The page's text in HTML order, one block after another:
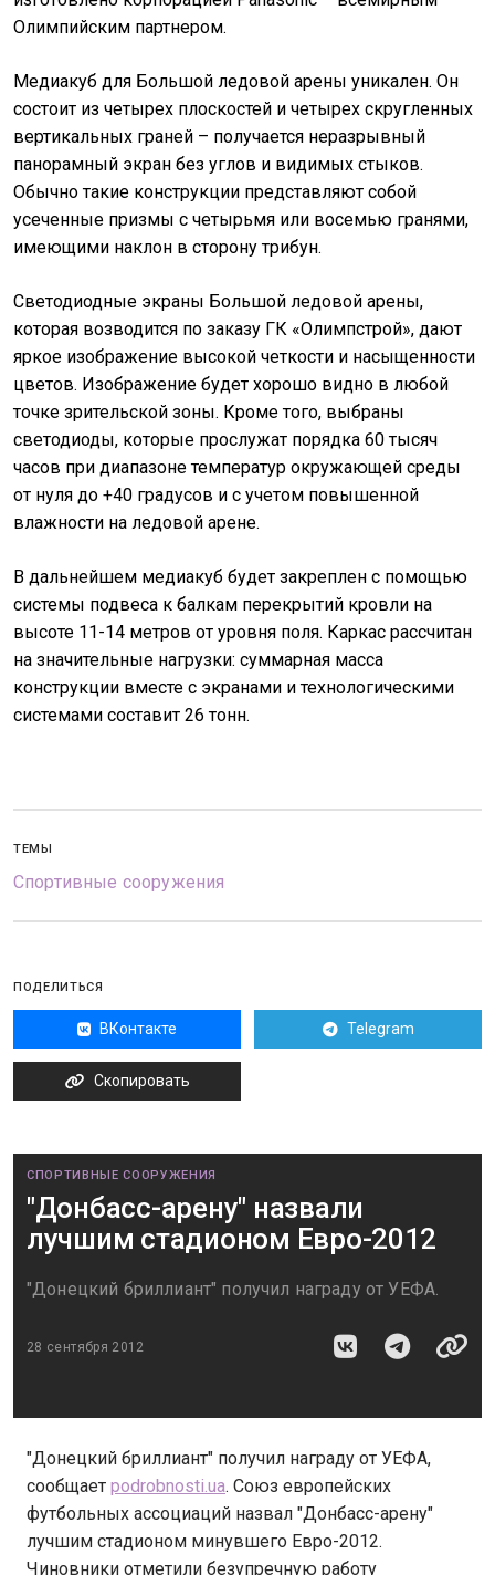
Олимпийским партнером.
Медиакуб для Большой ледовой арены уникален. Он
состоит из четырех плоскостей и четырех скругленных
вертикальных граней – получается неразрывный
панорамный экран без углов и видимых стыков.
Обычно такие конструкции представляют собой
усеченные призмы с четырьмя или восемью гранями,
имеющими наклон в сторону трибун.
Светодиодные экраны Большой ледовой арены,
которая возводится по заказу ГК «Олимпстрой», дают
яркое изображение высокой четкости и насыщенности
цветов. Изображение будет хорошо видно в любой
точке зрительской зоны. Кроме того, выбраны
светодиоды, которые прослужат порядка 60 тысяч
часов при диапазоне температур окружающей среды
от нуля до +40 градусов и с учетом повышенной
влажности на ледовой арене.
В дальнейшем медиакуб будет закреплен с помощью
системы подвеса к балкам перекрытий кровли на
высоте 11-14 метров от уровня поля. Каркас рассчитан
на значительные нагрузки: суммарная масса
конструкции вместе с экранами и технологическими
системами составит 26 тонн.
ТЕМЫ
Спортивные сооружения
ПОДЕЛИТЬСЯ
ВКонтакте Telegram
Скопировать
СПОРТИВНЫЕ СООРУЖЕНИЯ
"Донбасс-арену" назвали
лучшим стадионом Евро-2012
"Донецкий бриллиант" получил награду от УЕФА.
28 сентября 2012
"Донецкий бриллиант" получил награду от УЕФА,
сообщает podrobnosti.ua. Cоюз европейских
футбольных ассоциаций назвал "Донбасс-арену"
лучшим стадионом минувшего Евро-2012.
Чиновники отметили безупречную работу